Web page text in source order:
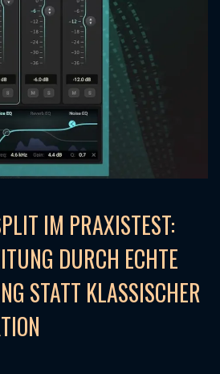
IM PRAXISTEST:
DURCH ECHTE
STATT KLASSISCHER